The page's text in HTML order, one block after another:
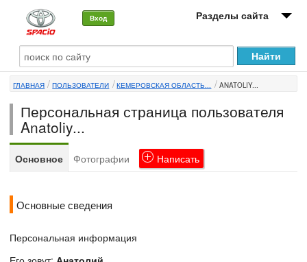
Вход Разделы сайта
О машине
Автоклуб
Форумы
Сервисы и услуги
ГЛАВНАЯ ПОЛЬЗОВАТЕЛИ КЕМЕРОВСКАЯ ОБЛАСТЬ... ANATOLIY...
Персональная страница пользователя
Anatoliy...
Основное Фотографии Написать
Основные сведения
Персональная информация